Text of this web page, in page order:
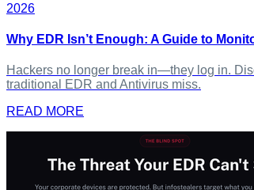
2026
Why EDR Isn’t Enough: A Guide to
Hackers no longer break in—they log in.
traditional EDR and Antivirus miss.
READ MORE